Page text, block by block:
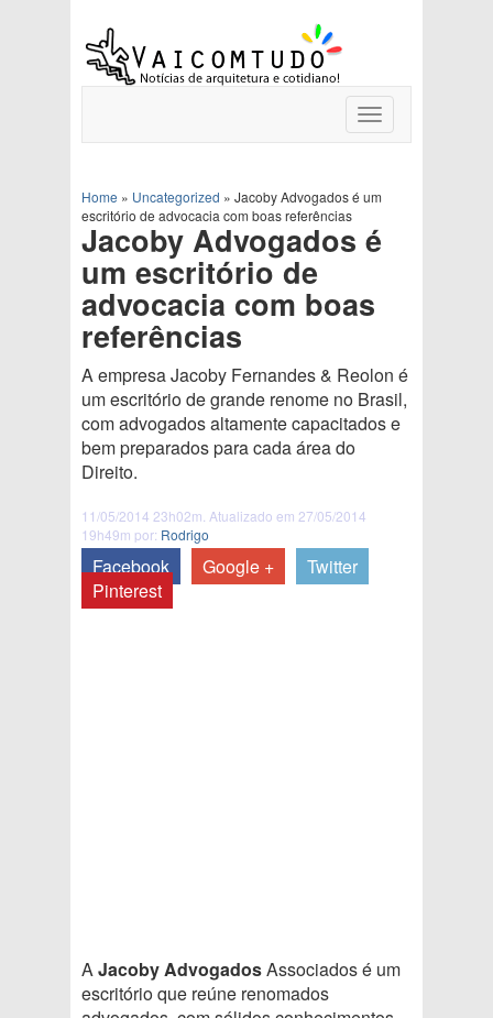
Toggle
navigation
Home » Uncategorized » Jacoby Advogados é um
escritório de advocacia com boas referências
Jacoby Advogados é
um escritório de
advocacia com boas
referências
A empresa Jacoby Fernandes & Reolon é
um escritório de grande renome no Brasil,
com advogados altamente capacitados e
bem preparados para cada área do
Direito.
11/05/2014 23h02m. Atualizado em 27/05/2014
19h49m por: Rodrigo
Facebook Google +
Twitter
Pinterest
AJacoby AdvogadosAssociados é um
escritório que reúne renomados